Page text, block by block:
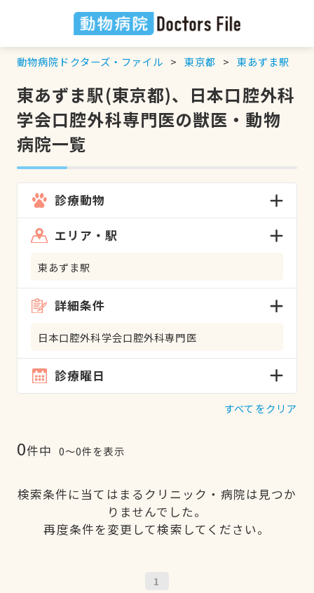
動物病院ドクターズ・ファイル 東京都 東あずま駅
東あずま駅(東京都)、日本口腔外科
学会口腔外科専門医の獣医・動物
病院一覧
診療動物
エリア・駅
東あずま駅
詳細条件
日本口腔外科学会口腔外科専門医
診療曜日
すべてをクリア
0件中 0〜0件を表示
検索条件に当てはまるクリニック・病院は見つか
りませんでした。
再度条件を変更して検索してください。
1